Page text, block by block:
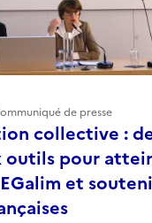
collective :
outils pour
et
de presse